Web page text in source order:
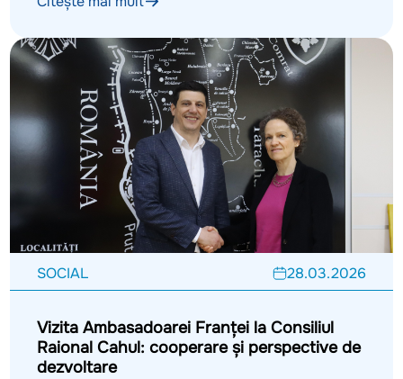
SOCIAL 28.03.2026
Vizita Ambasadoarei Franței la Consiliul
Raional Cahul: cooperare și perspective de
dezvoltare